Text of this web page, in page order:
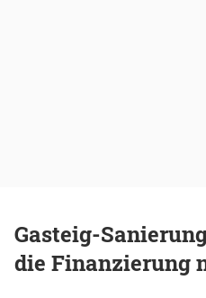
Gasteig-
die Finanzierung